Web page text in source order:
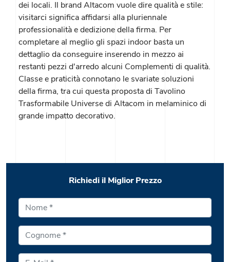
dei locali. Il brand Altacom vuole dire qualità e stile:
visitarci significa affidarsi alla pluriennale
professionalità e dedizione della firma. Per
completare al meglio gli spazi indoor basta un
dettaglio da conseguire inserendo in mezzo ai
restanti pezzi d'arredo alcuni Complementi di qualità.
Classe e praticità connotano le svariate soluzioni
della firma, tra cui questa proposta di Tavolino
Trasformabile Universe di Altacom in melaminico di
grande impatto decorativo.
Richiedi il Miglior Prezzo